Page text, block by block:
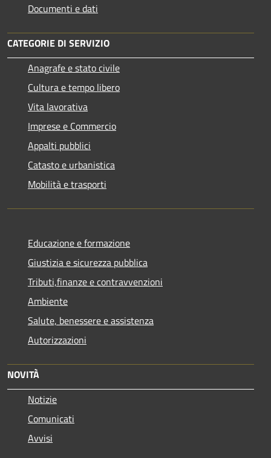
Documenti e dati
CATEGORIE DI SERVIZIO
Anagrafe e stato civile
Cultura e tempo libero
Vita lavorativa
Imprese e Commercio
Appalti pubblici
Catasto e urbanistica
Mobilità e trasporti
Educazione e formazione
Giustizia e sicurezza pubblica
Tributi,finanze e contravvenzioni
Ambiente
Salute, benessere e assistenza
Autorizzazioni
NOVITÀ
Notizie
Comunicati
Avvisi